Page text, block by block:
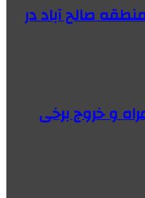
صالح آباد در
و خروج برخی